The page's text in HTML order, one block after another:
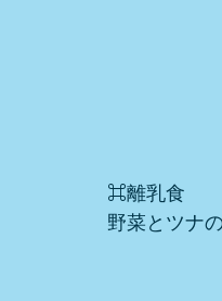
⌘離乳食
野菜とツナ